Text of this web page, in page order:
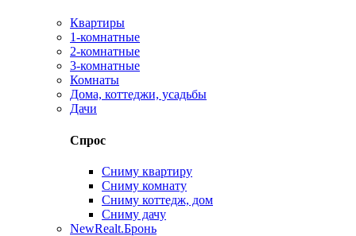
Квартиры
1-комнатные
2-комнатные
3-комнатные
Комнаты
Дома, коттеджи, усадьбы
Дачи
Спрос
Сниму квартиру
Сниму комнату
Сниму коттедж, дом
Сниму дачу
NewRealt.Бронь